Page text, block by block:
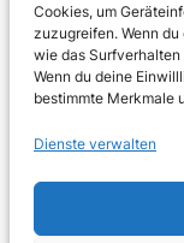
Cookies, um
zuzugreifen. Wenn
wie das
Wenn du deine
bestimmte Merkmale
Dienste verwalten
SOZIALE NETZWERKE
Facebook
Instagram